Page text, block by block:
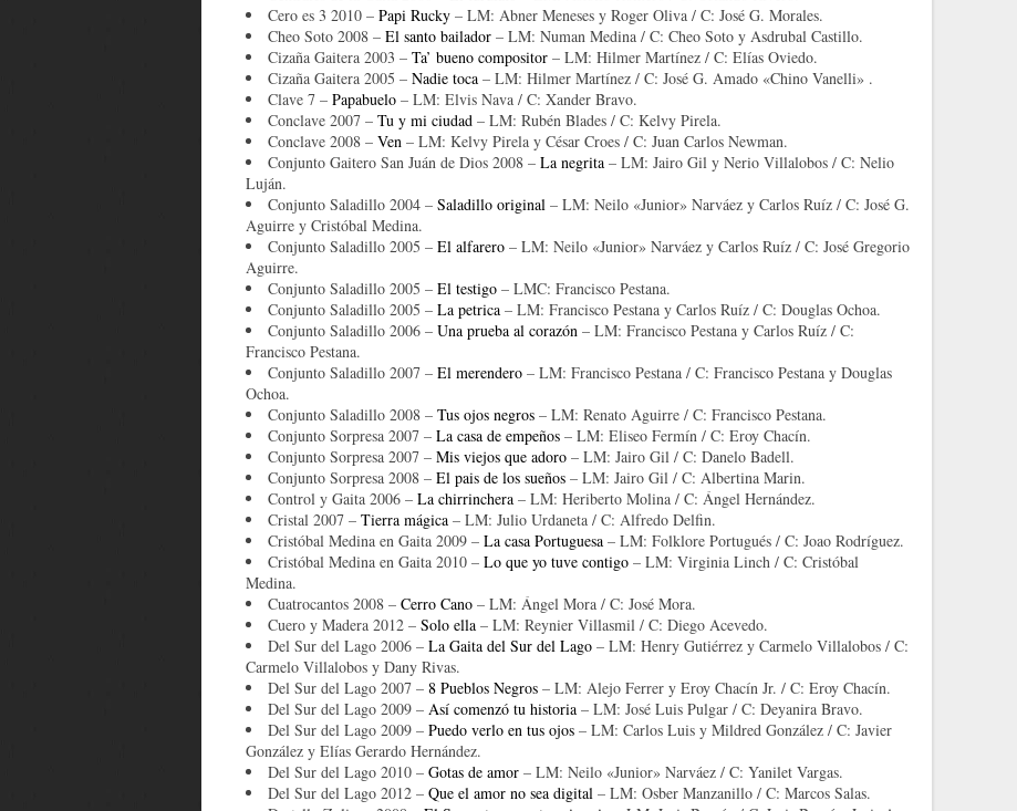
Cero es 3 2010 – Papi Rucky – LM: Abner Meneses y Roger Oliva / C: José G. Morales.
Cheo Soto 2008 – El santo bailador – LM: Numan Medina / C: Cheo Soto y Asdrubal Castillo.
Cizaña Gaitera 2003 – Ta’ bueno compositor – LM: Hilmer Martínez / C: Elías Oviedo.
Cizaña Gaitera 2005 – Nadie toca – LM: Hilmer Martínez / C: José G. Amado «Chino Vanelli» .
Clave 7 – Papabuelo – LM: Elvis Nava / C: Xander Bravo.
Conclave 2007 – Tu y mi ciudad – LM: Rubén Blades / C: Kelvy Pirela.
Conclave 2008 – Ven – LM: Kelvy Pirela y César Croes / C: Juan Carlos Newman.
Conjunto Gaitero San Juán de Dios 2008 – La negrita – LM: Jairo Gil y Nerio Villalobos / C: Nelio
Luján.
Conjunto Saladillo 2004 – Saladillo original – LM: Neilo «Junior» Narváez y Carlos Ruíz / C: José G.
Aguirre y Cristóbal Medina.
Conjunto Saladillo 2005 – El alfarero – LM: Neilo «Junior» Narváez y Carlos Ruíz / C: José Gregorio
Aguirre.
Conjunto Saladillo 2005 – El testigo – LMC: Francisco Pestana.
Conjunto Saladillo 2005 – La petrica – LM: Francisco Pestana y Carlos Ruíz / C: Douglas Ochoa.
Conjunto Saladillo 2006 – Una prueba al corazón – LM: Francisco Pestana y Carlos Ruíz / C:
Francisco Pestana.
Conjunto Saladillo 2007 – El merendero – LM: Francisco Pestana / C: Francisco Pestana y Douglas
Ochoa.
Conjunto Saladillo 2008 – Tus ojos negros – LM: Renato Aguirre / C: Francisco Pestana.
Conjunto Sorpresa 2007 – La casa de empeños – LM: Eliseo Fermín / C: Eroy Chacín.
Conjunto Sorpresa 2007 – Mis viejos que adoro – LM: Jairo Gil / C: Danelo Badell.
Conjunto Sorpresa 2008 – El pais de los sueños – LM: Jairo Gil / C: Albertina Marin.
Control y Gaita 2006 – La chirrinchera – LM: Heriberto Molina / C: Ángel Hernández.
Cristal 2007 – Tierra mágica – LM: Julio Urdaneta / C: Alfredo Delfin.
Cristóbal Medina en Gaita 2009 – La casa Portuguesa – LM: Folklore Portugués / C: Joao Rodríguez.
Cristóbal Medina en Gaita 2010 – Lo que yo tuve contigo – LM: Virginia Linch / C: Cristóbal
Medina.
Cuatrocantos 2008 – Cerro Cano – LM: Ángel Mora / C: José Mora.
Cuero y Madera 2012 – Solo ella – LM: Reynier Villasmil / C: Diego Acevedo.
Del Sur del Lago 2006 – La Gaita del Sur del Lago – LM: Henry Gutiérrez y Carmelo Villalobos / C:
Carmelo Villalobos y Dany Rivas.
Del Sur del Lago 2007 – 8 Pueblos Negros – LM: Alejo Ferrer y Eroy Chacín Jr. / C: Eroy Chacín.
Del Sur del Lago 2009 – Así comenzó tu historia – LM: José Luis Pulgar / C: Deyanira Bravo.
Del Sur del Lago 2009 – Puedo verlo en tus ojos – LM: Carlos Luis y Mildred González / C: Javier
González y Elías Gerardo Hernández.
Del Sur del Lago 2010 – Gotas de amor – LM: Neilo «Junior» Narváez / C: Yanilet Vargas.
Del Sur del Lago 2012 – Que el amor no sea digital – LM: Osber Manzanillo / C: Marcos Salas.